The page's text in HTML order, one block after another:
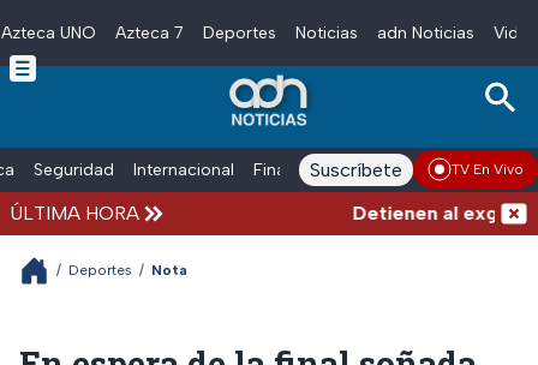
Skip to main content
Azteca UNO Azteca 7 Deportes Noticias adn Noticias
Seguridad Internacional Finanzas adn Noticias Radio
Suscríbete TV En Vivo
ÚLTIMA HORA Detienen al
/ Deportes / Nota